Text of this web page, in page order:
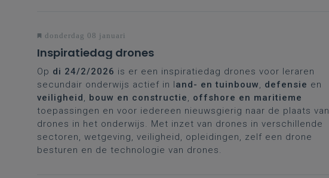
donderdag 08 januari
Inspiratiedag drones
Op di 24/2/2026 is er een inspiratiedag drones voor leraren
secundair onderwijs actief in land- en tuinbouw, defensie en
veiligheid, bouw en constructie, offshore en maritieme
toepassingen en voor iedereen nieuwsgierig naar de plaats van
drones in het onderwijs. Met inzet van drones in verschillende
sectoren, wetgeving, veiligheid, opleidingen, zelf een drone
besturen en de technologie van drones.